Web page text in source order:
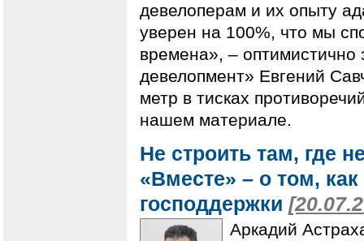
девелоперам и их опыту
уверен на 100%, что мы
времена», –
девелопмент» Евгений
метр в тисках
нашем материале.
Не строить там, где
«Вместе» – о том,
господдержки
Аркадий